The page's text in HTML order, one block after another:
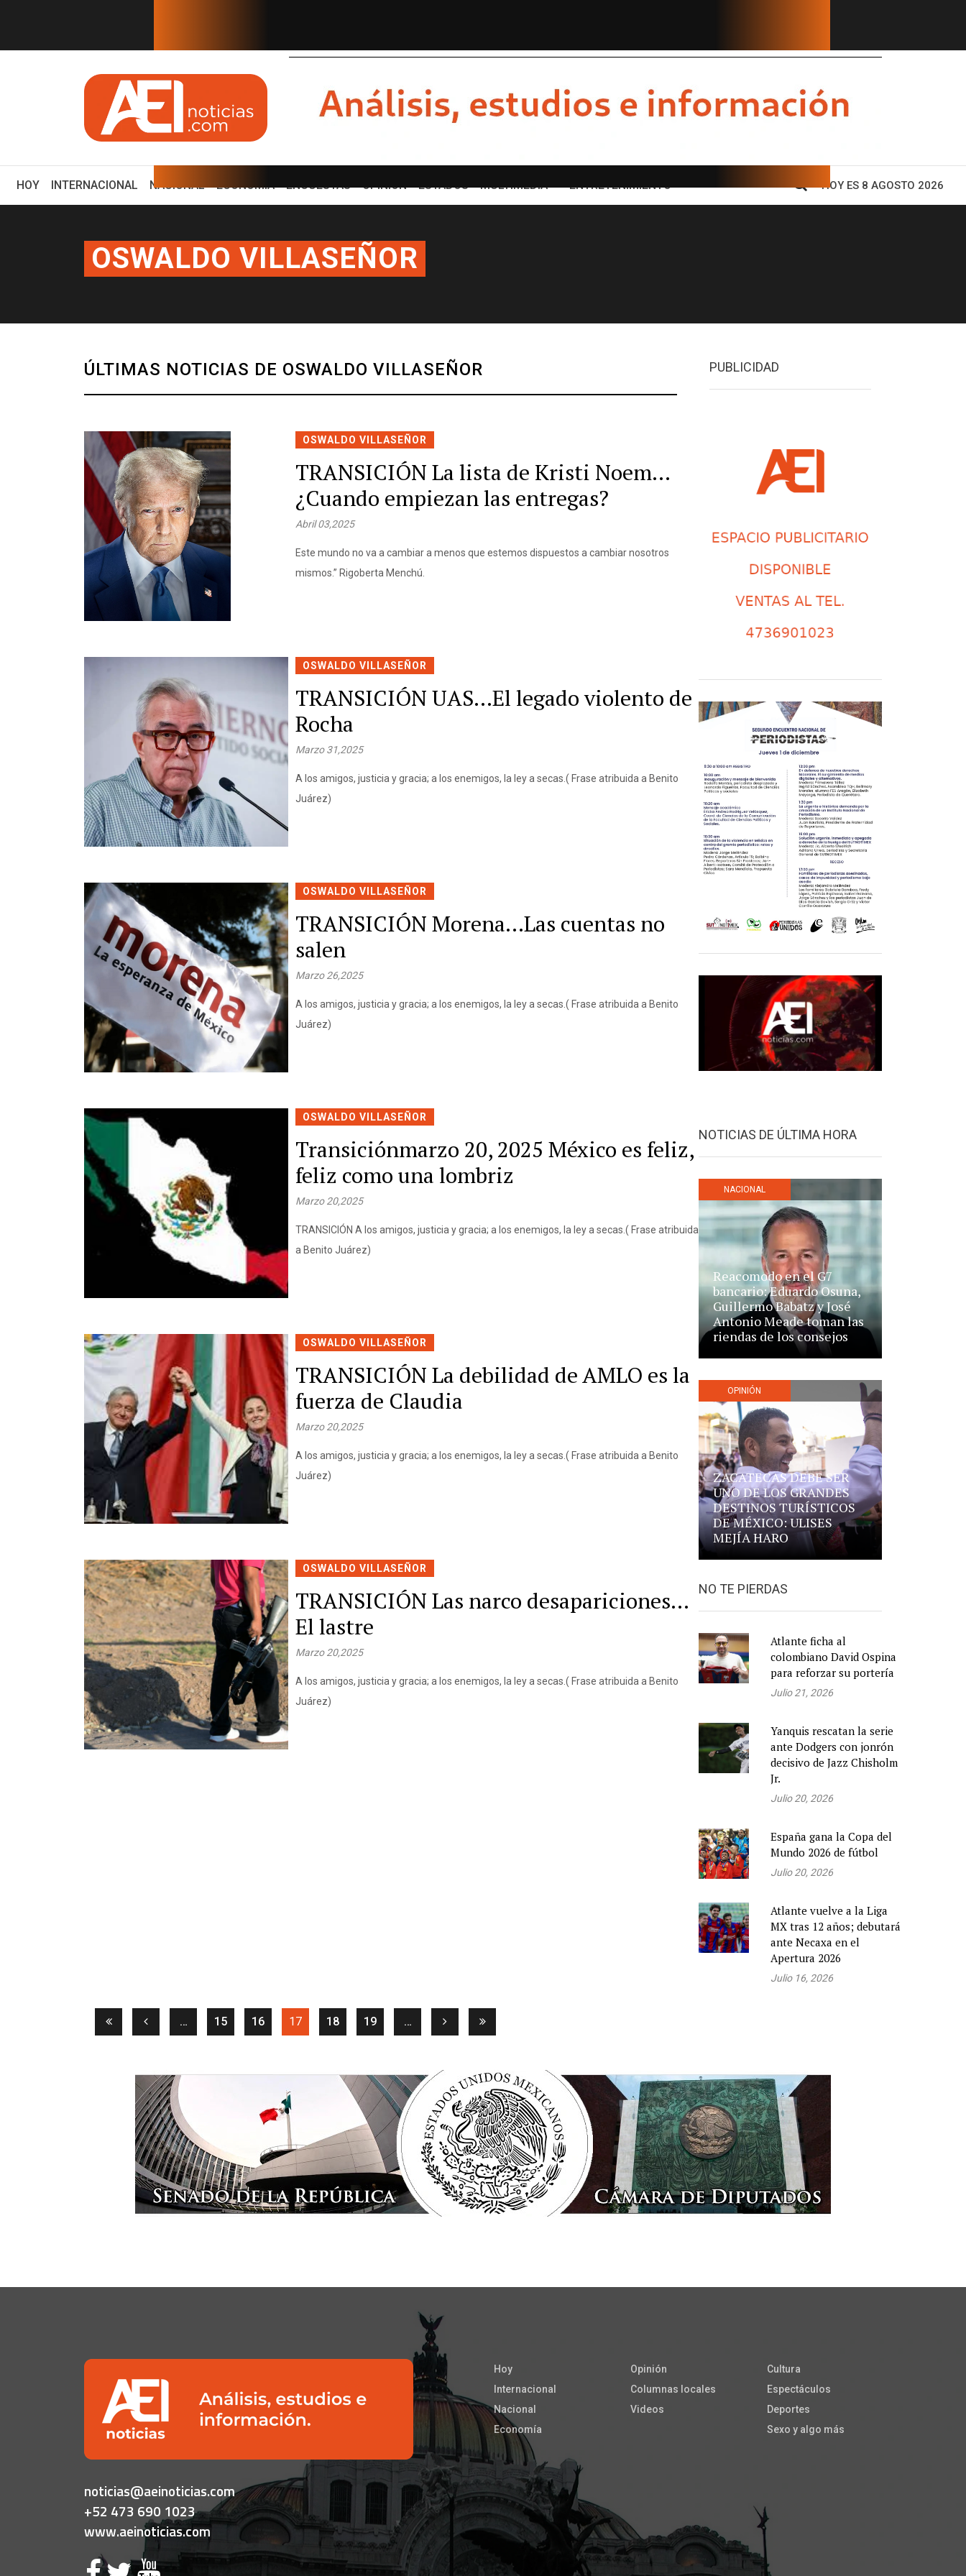
EN TIEMPO REAL
Eduardo Osuna, Guillerm...ZACATECAS DEBE SER UNO DE LOS GRANDES DESTINOS TURÍS... Con emotivo mensaje, conductor anuncia su salida tra...
HOY(CURRENT)
INTERNACIONAL NACIONAL ECONOMÍA ENCUESTAS OPINION ESTADOS MULTIMEDIA ENTRETENIMIENTO HOY ES 8 AGOSTO 2026
OSWALDO VILLASEÑOR
ÚLTIMAS NOTICIAS DE OSWALDO VILLASEÑOR
OSWALDO VILLASEÑOR
TRANSICIÓN La lista de Kristi Noem…
¿Cuando empiezan las entregas?
Abril 03,2025
Este mundo no va a cambiar a menos que estemos dispuestos a cambiar nosotros
mismos.” Rigoberta Menchú.
OSWALDO VILLASEÑOR
TRANSICIÓN UAS…El legado violento de
Rocha
Marzo 31,2025
A los amigos, justicia y gracia; a los enemigos, la ley a secas.( Frase atribuida a Benito
Juárez)
OSWALDO VILLASEÑOR
TRANSICIÓN Morena…Las cuentas no
salen
Marzo 26,2025
A los amigos, justicia y gracia; a los enemigos, la ley a secas.( Frase atribuida a Benito
Juárez)
OSWALDO VILLASEÑOR
Transiciónmarzo 20, 2025 México es feliz,
feliz como una lombriz
Marzo 20,2025
TRANSICIÓN A los amigos, justicia y gracia; a los enemigos, la ley a secas.( Frase atribuida
a Benito Juárez)
OSWALDO VILLASEÑOR
TRANSICIÓN La debilidad de AMLO es la
fuerza de Claudia
Marzo 20,2025
A los amigos, justicia y gracia; a los enemigos, la ley a secas.( Frase atribuida a Benito
Juárez)
OSWALDO VILLASEÑOR
TRANSICIÓN Las narco desapariciones…
El lastre
Marzo 20,2025
A los amigos, justicia y gracia; a los enemigos, la ley a secas.( Frase atribuida a Benito
Juárez)
PUBLICIDAD
NOTICIAS DE ÚLTIMA HORA
NACIONAL
Reacomodo en el G7
bancario: Eduardo Osuna,
Guillermo Babatz y José
Antonio Meade toman las
riendas de los consejos
OPINIÓN
ZACATECAS DEBE SER
UNO DE LOS GRANDES
DESTINOS TURÍSTICOS
DE MÉXICO: ULISES
MEJÍA HARO
NO TE PIERDAS
Atlante ficha al
colombiano David Ospina
para reforzar su portería
Julio 21, 2026
Yanquis rescatan la serie
ante Dodgers con jonrón
decisivo de Jazz Chisholm
Jr.
Julio 20, 2026
España gana la Copa del
Mundo 2026 de fútbol
Julio 20, 2026
Atlante vuelve a la Liga
MX tras 12 años; debutará
ante Necaxa en el
Apertura 2026
Julio 16, 2026
… 15 16 17(current)
18 19 …
noticias@aeinoticias.com
+52 473 690 1023
www.aeinoticias.com
Hoy
Internacional
Nacional
Economía
Opinión
Columnas locales
Videos
Cultura
Espectáculos
Deportes
Sexo y algo más